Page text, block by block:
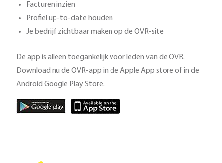
Facturen inzien
Profiel up-to-date houden
Je bedrijf zichtbaar maken op de OVR-site
De app is alleen toegankelijk voor leden van de OVR.
Download nu de OVR-app in de Apple App store of in de
Android Google Play Store.